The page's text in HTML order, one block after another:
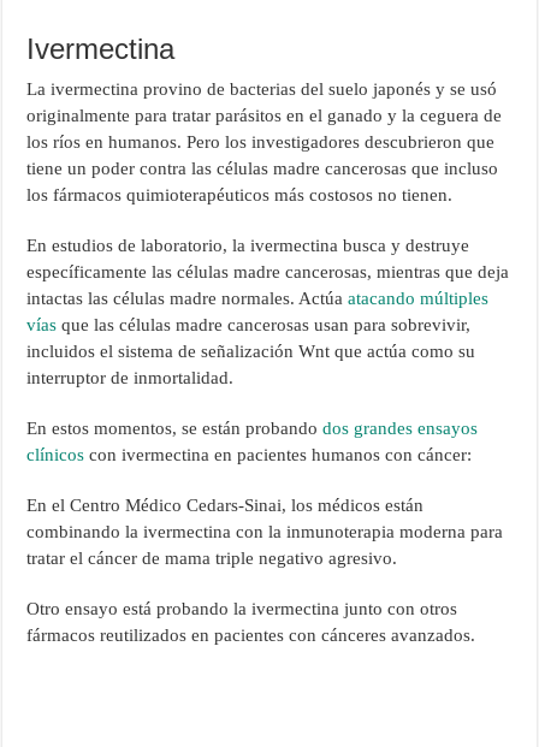
Ivermectina
La ivermectina provino de bacterias del suelo japonés y se usó
originalmente para tratar parásitos en el ganado y la ceguera de
los ríos en humanos. Pero los investigadores descubrieron que
tiene un poder contra las células madre cancerosas que incluso
los fármacos quimioterapéuticos más costosos no tienen.
En estudios de laboratorio, la ivermectina busca y destruye
específicamente las células madre cancerosas, mientras que deja
intactas las células madre normales. Actúaatacando múltiples
vías que las células madre cancerosas usan para sobrevivir,
incluidos el sistema de señalización Wnt que actúa como su
interruptor de inmortalidad.
En estos momentos, se están probandodos grandes ensayos
clínicos con ivermectina en pacientes humanos con cáncer:
En el Centro Médico Cedars-Sinai, los médicos están
combinando la ivermectina con la inmunoterapia moderna para
tratar el cáncer de mama triple negativo agresivo.
Otro ensayo está probando la ivermectina junto con otros
fármacos reutilizados en pacientes con cánceres avanzados.